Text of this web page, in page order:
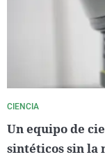
CIENCIA
Un equipo de
sintéticos sin la